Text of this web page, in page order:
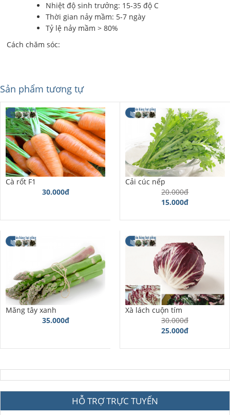
Nhiệt độ sinh trưởng: 15-35 độ C
Thời gian nảy mầm: 5-7 ngày
Tỷ lệ nảy mầm > 80%
Cách chăm sóc:
Sản phẩm tương tự
Cà rốt F1
30.000đ
Cải cúc nếp
20.000đ
15.000đ
Măng tây xanh
35.000đ
Xà lách cuộn tím
30.000đ
25.000đ
HỖ TRỢ TRỰC TUYẾN